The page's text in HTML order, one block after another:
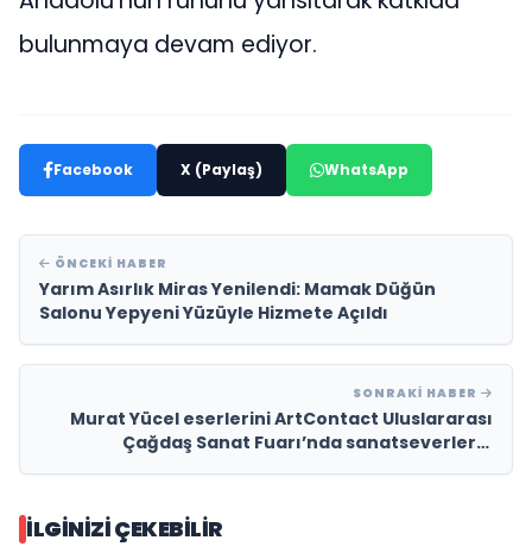
bulunmaya devam ediyor.
Facebook X (Paylaş) WhatsApp
ÖNCEKI HABER
Yarım Asırlık Miras Yenilendi: Mamak Düğün
Salonu Yepyeni Yüzüyle Hizmete Açıldı
SONRAKI HABER
Murat Yücel eserlerini ArtContact Uluslararası
Çağdaş Sanat Fuarı’nda sanatseverlerle
İLGINIZI ÇEKEBILIR